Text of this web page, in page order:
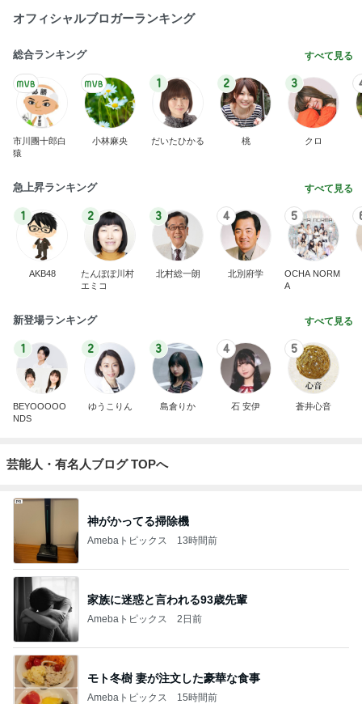
オフィシャルブロガーランキング
総合ランキング すべて見る
市川團十郎白
猿
小林麻央
1
だいたひかる
2
桃
3
クロ
急上昇ランキング すべて見る
1
AKB48
2
たんぽぽ川村
エミコ
3
北村総一朗
4
北別府学
5
OCHA NORM
A
新登場ランキング すべて見る
1
BEYOOOOO
NDS
2
ゆうこりん
3
島倉りか
4
石 安伊
5
蒼井心音
芸能人・有名人ブログ TOPへ
神がかってる掃除機
Amebaトピックス 13時間前
家族に迷惑と言われる93歳先輩
Amebaトピックス 2日前
モト冬樹 妻が注文した豪華な食事
Amebaトピックス 15時間前